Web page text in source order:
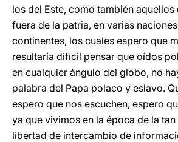
los del Este, como también aquellos
fuera de la patria, en varias
continentes, los cuales espero que
resultaría difícil pensar que oídos
en cualquier ángulo del globo, no
palabra del Papa polaco y eslavo.
espero que nos escuchen, espero
ya que vivimos en la época de la
libertad de intercambio de